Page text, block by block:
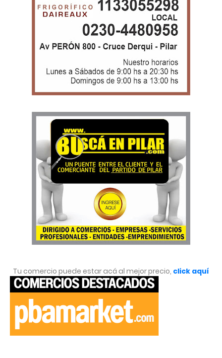
Tu comercio puede estar acá al mejor precio, click aquí